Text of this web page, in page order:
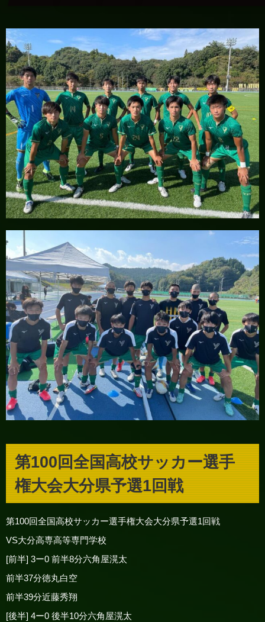
第100回全国高校サッカー選手
権大会大分県予選1回戦
第100回全国高校サッカー選手権大会大分県予選1回戦
VS大分高専高等専門学校
[前半] 3ー0 前半8分六角屋滉太
前半37分徳丸白空
前半39分近藤秀翔
[後半] 4ー0 後半10分六角屋滉太